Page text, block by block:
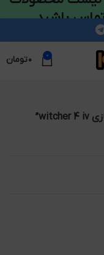
0 ۰تومان
باشید